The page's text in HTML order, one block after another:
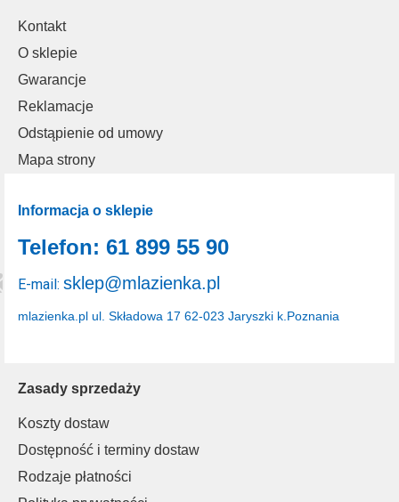
Kontakt
O sklepie
Gwarancje
Reklamacje
Odstąpienie od umowy
Mapa strony
Zasady sprzedaży
Koszty dostaw
Dostępność i terminy dostaw
Rodzaje płatności
Informacja o sklepie
mlazienka.pl ul. Składowa 17 62-023 Jaryszki k.Poznania
Telefon: 61 899 55 90
E-mail: sklep@mlazienka.pl